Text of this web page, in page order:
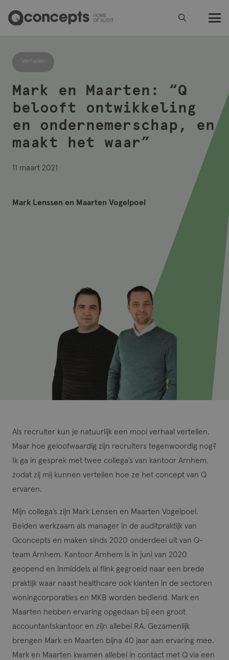
Verhalen
Mark en Maarten: “Q
belooft ontwikkeling
en ondernemerschap, en
maakt het waar”
11 maart 2021
Mark Lenssen en Maarten Vogelpoel
Als recruiter kun je natuurlijk een mooi verhaal vertellen.
Maar hoe geloofwaardig zijn recruiters tegenwoordig nog?
Ik ga in gesprek met twee collega’s van kantoor Arnhem,
zodat zij mij kunnen vertellen hoe ze het concept van Q
ervaren.
Mijn collega’s zijn Mark Lensen en Maarten Vogelpoel.
Beiden werkzaam als manager in de auditpraktijk van
Qconcepts en maken sinds 2020 onderdeel uit van Q-
team Arnhem. Kantoor Arnhem is in juni van 2020
geopend en inmiddels al flink gegroeid naar een brede
praktijk waar naast healthcare ook klanten in de sectoren
woningcorporaties en MKB worden bediend. Mark en
Maarten hebben ervaring opgedaan bij een groot
accountantskantoor en zijn allebei RA. Gezamenlijk
brengen Mark en Maarten bijna 40 jaar aan ervaring mee.
Mark en Maarten kwamen allebei in contact met Q via een